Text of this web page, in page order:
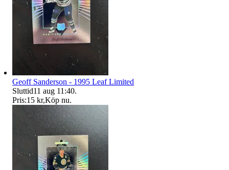
Geoff Sanderson - 1995 Leaf Limited
Sluttid11 aug 11:40.
Pris:15 kr,Köp nu.